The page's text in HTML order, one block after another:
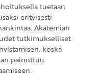
tuetaan
erityisesti
Akatemian
tutkimukselliset
koska
painottuu